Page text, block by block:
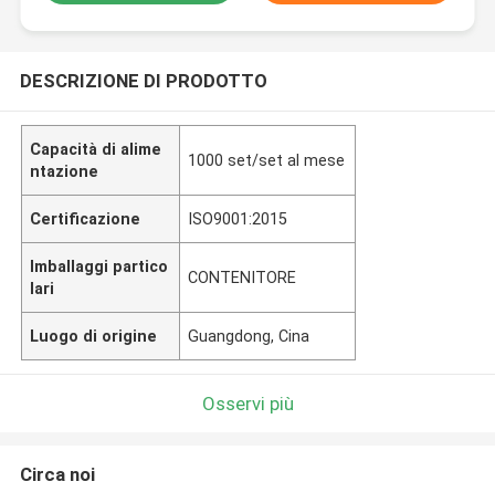
DESCRIZIONE DI PRODOTTO
Capacità di alime
ntazione
1000 set/set al mese
Certificazione ISO9001:2015
Imballaggi partico
lari
CONTENITORE
Luogo di origine Guangdong, Cina
Osservi più
Circa noi